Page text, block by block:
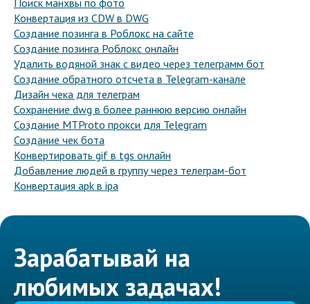
Поиск манхвы по фото
Конвертация из CDW в DWG
Создание позинга в Роблокс на сайте
Создание позинга Роблокс онлайн
Удалить водяной знак с видео через телеграмм бот
Создание обратного отсчета в Telegram-канале
Дизайн чека для телеграм
Сохранение dwg в более раннюю версию онлайн
Создание MTProto прокси для Telegram
Создание чек бота
Конвертировать gif в tgs онлайн
Добавление людей в группу через телеграм-бот
Конвертация apk в ipa
Зарабатывай на
любимых задачах!